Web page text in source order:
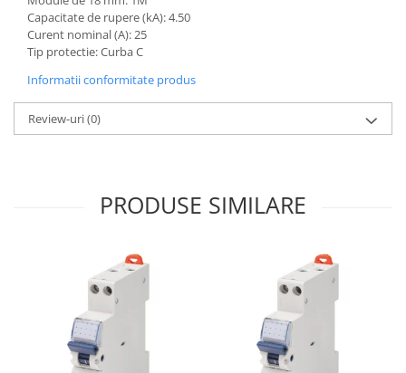
Capacitate de rupere (kA): 4.50
Curent nominal (A): 25
Tip protectie: Curba C
Informatii conformitate produs
Review-uri(0)
PRODUSE SIMILARE